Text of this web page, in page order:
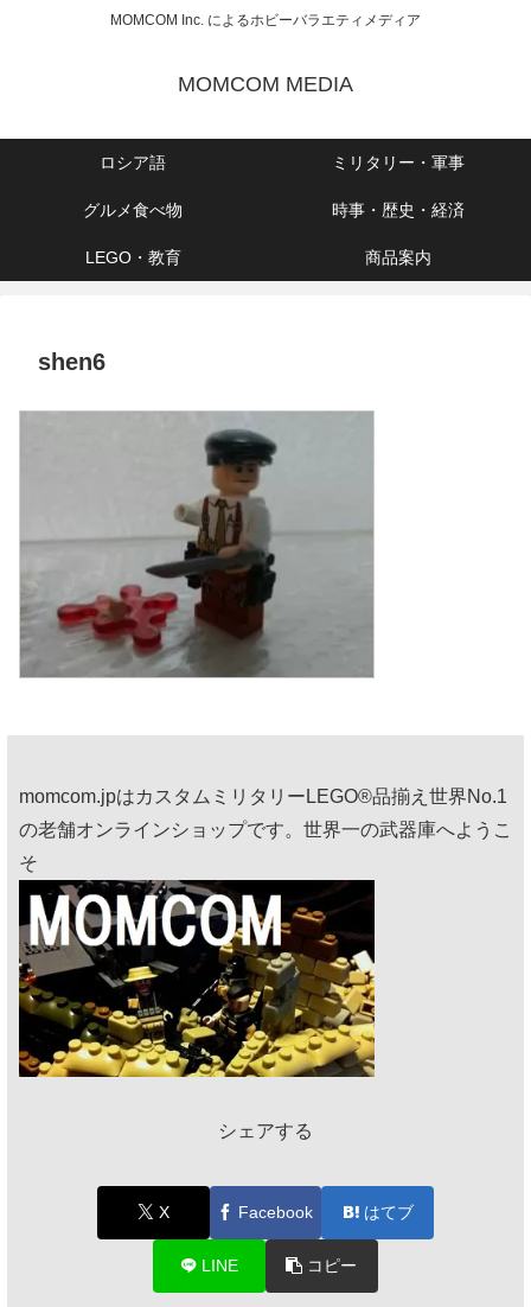
MOMCOM Inc. によるホビーバラエティメディア
MOMCOM MEDIA
ロシア語 ミリタリー・軍事
グルメ食べ物 時事・歴史・経済
LEGO・教育 商品案内
shen6
momcom.jpはカスタムミリタリーLEGO®品揃え世界No.1
の老舗オンラインショップです。世界一の武器庫へようこ
そ
シェアする
X Facebook はてブ
LINE コピー